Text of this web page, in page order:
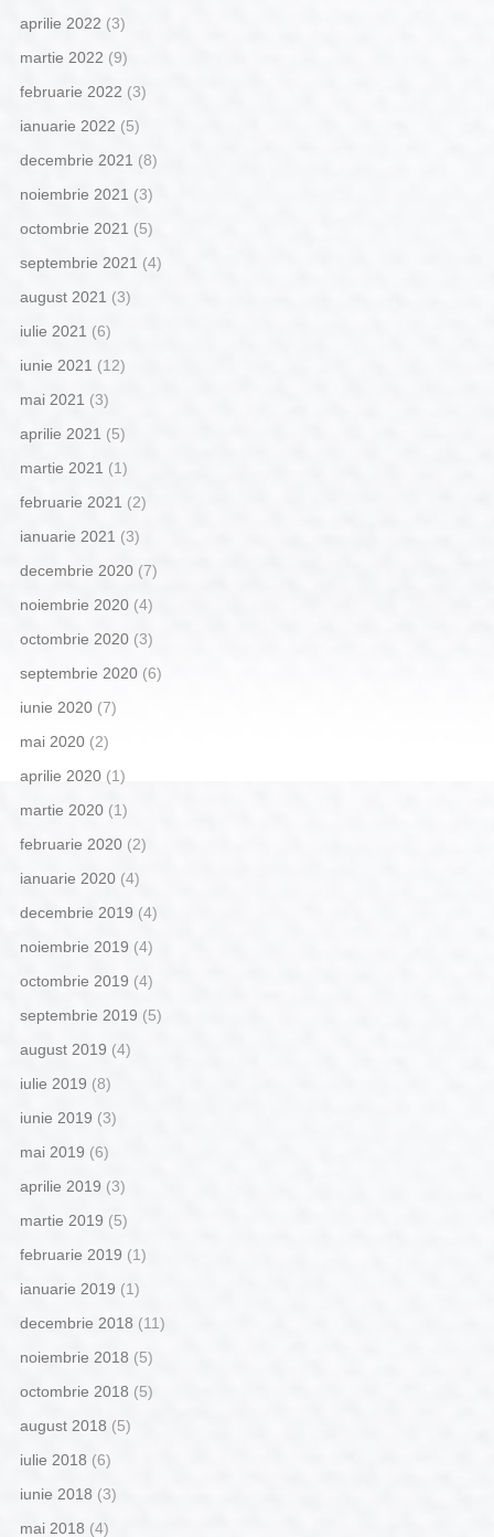
aprilie 2022 (3)
martie 2022 (9)
februarie 2022 (3)
ianuarie 2022 (5)
decembrie 2021 (8)
noiembrie 2021 (3)
octombrie 2021 (5)
septembrie 2021 (4)
august 2021 (3)
iulie 2021 (6)
iunie 2021 (12)
mai 2021 (3)
aprilie 2021 (5)
martie 2021 (1)
februarie 2021 (2)
ianuarie 2021 (3)
decembrie 2020(7)
noiembrie 2020(4)
octombrie 2020(3)
septembrie 2020(6)
iunie 2020(7)
mai 2020(2)
aprilie 2020(1)
martie 2020(1)
februarie 2020(2)
ianuarie 2020(4)
decembrie 2019 (4)
noiembrie 2019 (4)
octombrie 2019 (4)
septembrie 2019 (5)
august 2019 (4)
iulie 2019 (8)
iunie 2019 (3)
mai 2019 (6)
aprilie 2019 (3)
martie 2019 (5)
februarie 2019 (1)
ianuarie 2019 (1)
decembrie 2018 (11)
noiembrie 2018 (5)
octombrie 2018 (5)
august 2018 (5)
iulie 2018 (6)
iunie 2018 (3)
mai 2018 (4)